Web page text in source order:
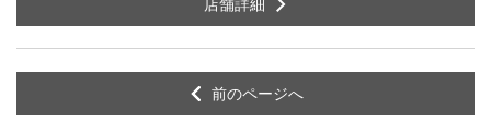
店舗詳細
前のページへ